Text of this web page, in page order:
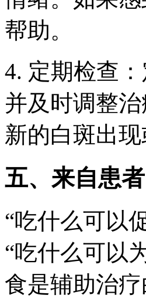
帮助。
4. 定期检查
并及时调整
新的白斑出
五、来自患
“吃什么可以
“吃什么可以
食是辅助治